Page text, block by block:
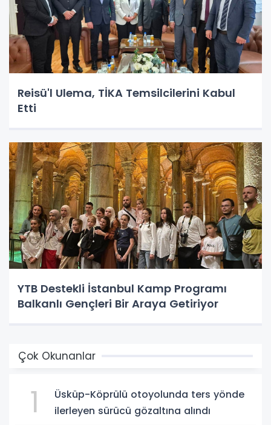
Reisü'l Ulema, TİKA Temsilcilerini Kabul
Etti
YTB Destekli İstanbul Kamp Programı
Balkanlı Gençleri Bir Araya Getiriyor
Çok Okunanlar
1
Üsküp-Köprülü otoyolunda ters yönde
ilerleyen sürücü gözaltına alındı